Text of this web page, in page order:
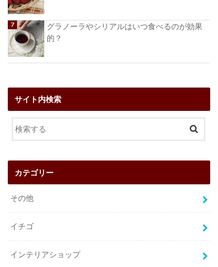
グラノーラやシリアルはいつ食べるのが効果
的？
サイト内検索
カテゴリー
その他
イチゴ
インテリアショップ